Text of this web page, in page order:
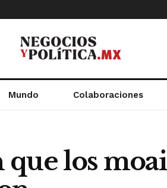
Mundo Colaboraciones
los moai